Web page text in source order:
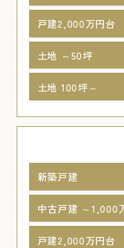
戸建2,000万円台
土地 ～50坪
土地 100坪～
新築戸建
中古戸建 ～1,000
戸建2,000万円台